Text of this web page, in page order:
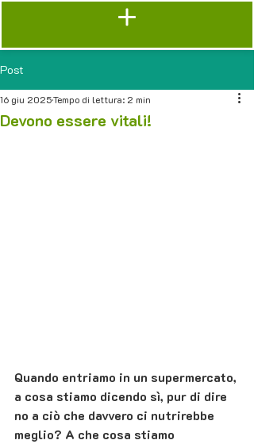
Post
Devono essere vitali!
16 giu 2025Tempo di lettura: 2 min
Quando entriamo in un supermercato,
a cosa stiamo dicendo sì, pur di dire
no a ciò che davvero ci nutrirebbe
meglio? A che cosa stiamo